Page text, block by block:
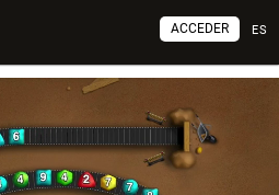
ES
ACCEDER